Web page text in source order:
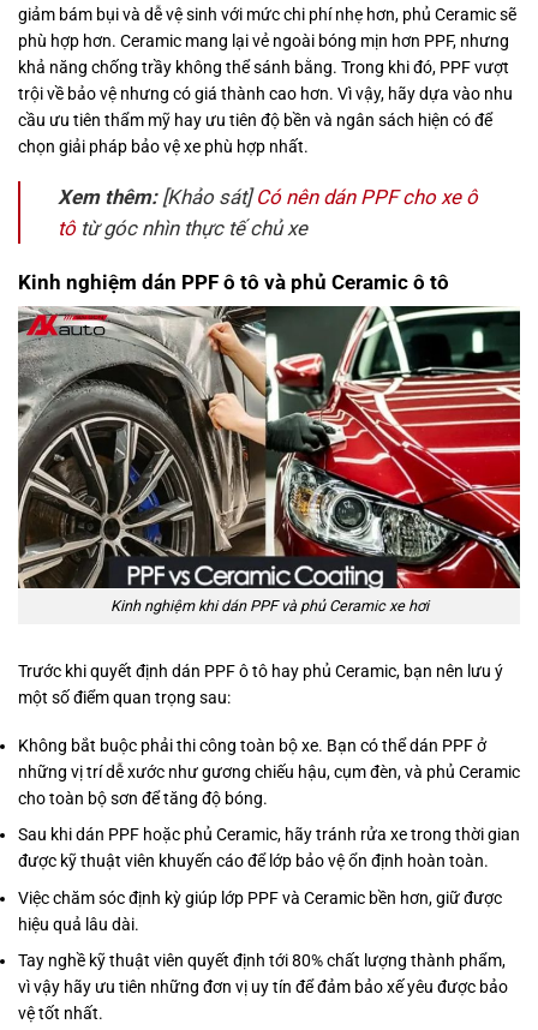
giảm bám bụi và dễ vệ sinh với mức chi phí nhẹ hơn, phủ Ceramic sẽ
phù hợp hơn. Ceramic mang lại vẻ ngoài bóng mịn hơn PPF, nhưng
khả năng chống trầy không thể sánh bằng. Trong khi đó, PPF vượt
trội về bảo vệ nhưng có giá thành cao hơn. Vì vậy, hãy dựa vào nhu
cầu ưu tiên thẩm mỹ hay ưu tiên độ bền và ngân sách hiện có để
chọn giải pháp bảo vệ xe phù hợp nhất.
Xem thêm:[Khảo sát]Có nên dán PPF cho xe ô
tôtừ góc nhìn thực tế chủ xe
Kinh nghiệm dán PPF ô tô và phủ Ceramic ô tô
Kinh nghiệm khi dán PPF và phủ Ceramic xe hơi
Trước khi quyết định dán PPF ô tô hay phủ Ceramic, bạn nên lưu ý
một số điểm quan trọng sau:
Không bắt buộc phải thi công toàn bộ xe. Bạn có thể dán PPF ở
những vị trí dễ xước như gương chiếu hậu, cụm đèn, và phủ Ceramic
cho toàn bộ sơn để tăng độ bóng.
Sau khi dán PPF hoặc phủ Ceramic, hãy tránh rửa xe trong thời gian
được kỹ thuật viên khuyến cáo để lớp bảo vệ ổn định hoàn toàn.
Việc chăm sóc định kỳ giúp lớp PPF và Ceramic bền hơn, giữ được
hiệu quả lâu dài.
Tay nghề kỹ thuật viên quyết định tới 80% chất lượng thành phẩm,
vì vậy hãy ưu tiên những đơn vị uy tín để đảm bảo xế yêu được bảo
vệ tốt nhất.